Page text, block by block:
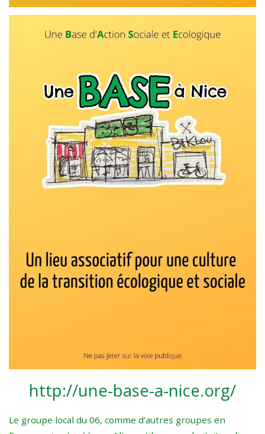
http://une-base-a-nice.org/
Le groupe local du 06, comme d’autres groupes en